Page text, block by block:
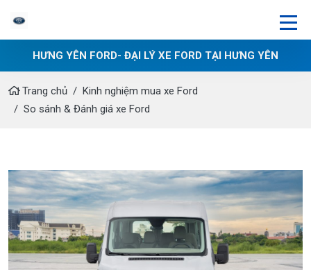
HƯNG YÊN FORD- ĐẠI LÝ XE FORD TẠI HƯNG YÊN
Trang chủ
Kinh nghiệm mua xe Ford
So sánh & Đánh giá xe Ford